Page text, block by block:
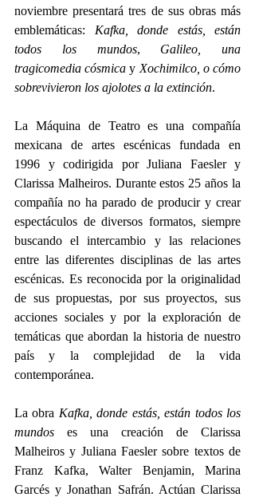
noviembre presentará tres de sus obras más
emblemáticas: Kafka, donde estás, están
todos los mundos, Galileo, una
tragicomedia cósmica y Xochimilco, o cómo
sobrevivieron los ajolotes a la extinción.
La Máquina de Teatro es una compañía
mexicana de artes escénicas fundada en
1996 y codirigida por Juliana Faesler y
Clarissa Malheiros. Durante estos 25 años la
compañía no ha parado de producir y crear
espectáculos de diversos formatos, siempre
buscando el intercambio y las relaciones
entre las diferentes disciplinas de las artes
escénicas. Es reconocida por la originalidad
de sus propuestas, por sus proyectos, sus
acciones sociales y por la exploración de
temáticas que abordan la historia de nuestro
país y la complejidad de la vida
contemporánea.
La obra Kafka, donde estás, están todos los
mundos es una creación de Clarissa
Malheiros y Juliana Faesler sobre textos de
Franz Kafka, Walter Benjamin, Marina
Garcés y Jonathan Safrán. Actúan Clarissa